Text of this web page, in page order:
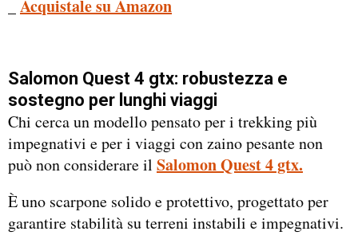
Acquistale su Amazon
Salomon Quest 4 gtx: robustezza e
sostegno per lunghi viaggi
Chi cerca un modello pensato per i trekking più
impegnativi e per i viaggi con zaino pesante non
può non considerare il Salomon Quest 4 gtx.
È uno scarpone solido e protettivo, progettato per
garantire stabilità su terreni instabili e impegnativi.